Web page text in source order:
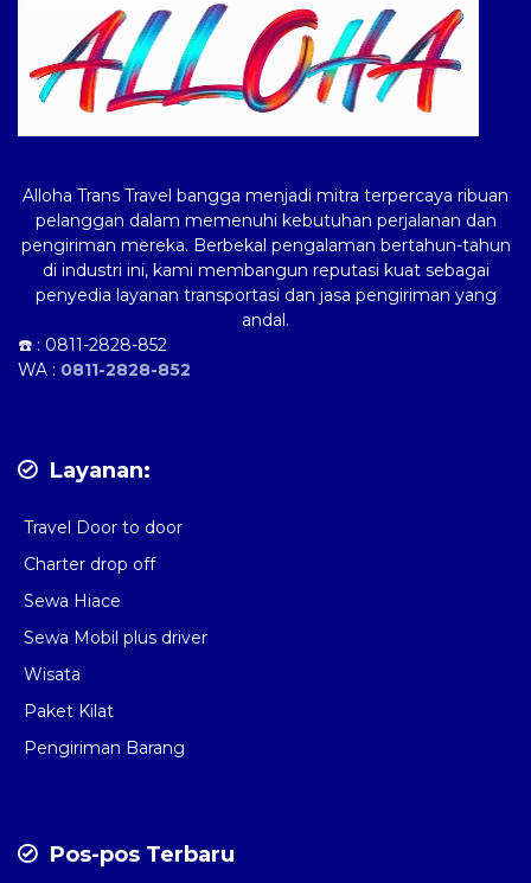
Alloha Trans Travel bangga menjadi mitra terpercaya ribuan
pelanggan dalam memenuhi kebutuhan perjalanan dan
pengiriman mereka. Berbekal pengalaman bertahun-tahun
di industri ini, kami membangun reputasi kuat sebagai
penyedia layanan transportasi dan jasa pengiriman yang
andal.
☎️ : 0811-2828-852
WA : 0811-2828-852
Layanan:
Travel Door to door
Charter drop off
Sewa Hiace
Sewa Mobil plus driver
Wisata
Paket Kilat
Pengiriman Barang
Pos-pos Terbaru